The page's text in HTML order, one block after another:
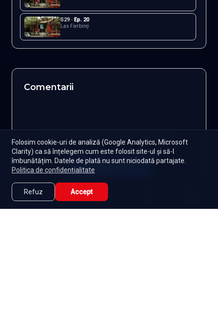
Folosim cookie-uri de analiză (Google Analytics, Microsoft
Clarity) ca să înțelegem cum este folosit site-ul și să-l
îmbunătățim. Datele de plată nu sunt niciodată partajate.
Politica de confidențialitate
Refuz Accept
S29· Ep. 20
Las Fierbinţi
Comentarii
Autentifică-te pentru a lăsa un comentariu
Autentifică-te
Filme